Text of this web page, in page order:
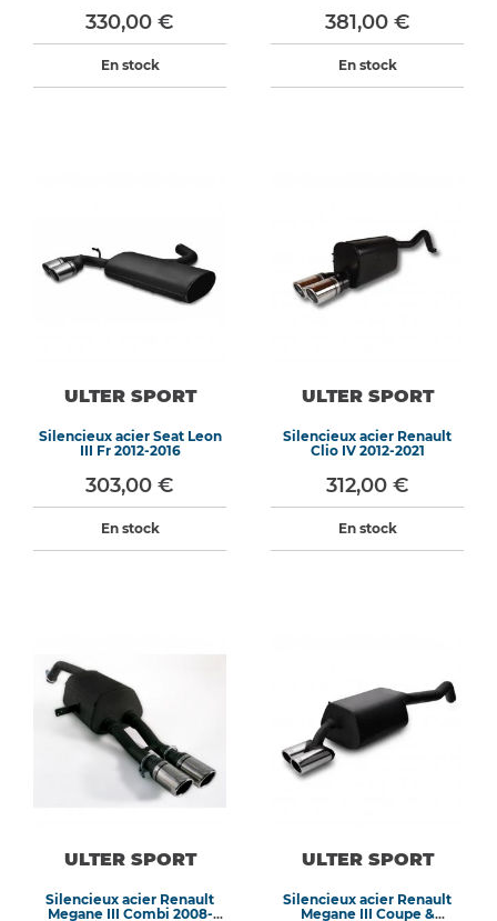
330,00 €
En stock
381,00 €
En stock
ULTER SPORT
Silencieux acier Seat Leon
III Fr 2012-2016
303,00 €
En stock
ULTER SPORT
Silencieux acier Renault
Clio IV 2012-2021
312,00 €
En stock
ULTER SPORT
Silencieux acier Renault
Megane III Combi 2008-
ULTER SPORT
Silencieux acier Renault
Megane III Coupe &